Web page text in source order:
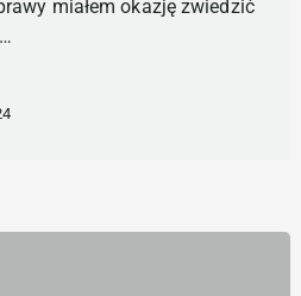
miałem okazję zwiedzić